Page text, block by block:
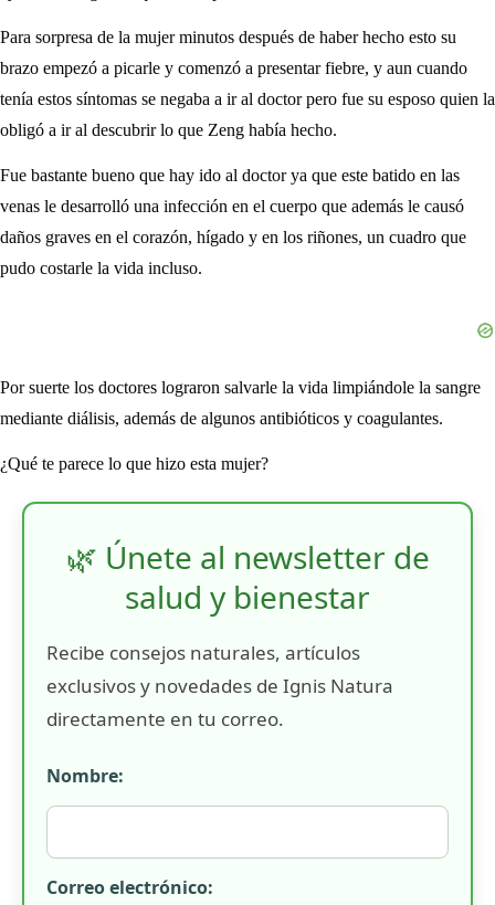
Para sorpresa de la mujer minutos después de haber hecho esto su
brazo empezó a picarle y comenzó a presentar fiebre, y aun cuando
tenía estos síntomas se negaba a ir al doctor pero fue su esposo quien la
obligó a ir al descubrir lo que Zeng había hecho.
Fue bastante bueno que hay ido al doctor ya que este batido en las
venas le desarrolló una infección en el cuerpo que además le causó
daños graves en el corazón, hígado y en los riñones, un cuadro que
pudo costarle la vida incluso.
Por suerte los doctores lograron salvarle la vida limpiándole la sangre
mediante diálisis, además de algunos antibióticos y coagulantes.
¿Qué te parece lo que hizo esta mujer?
🌿 Únete al newsletter de
salud y bienestar
Recibe consejos naturales, artículos
exclusivos y novedades de Ignis Natura
directamente en tu correo.
Nombre:
Correo electrónico: